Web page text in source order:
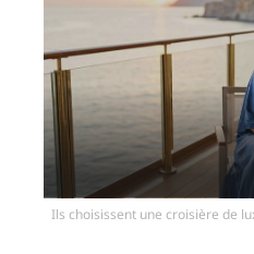
Ils choisissent une croisière de